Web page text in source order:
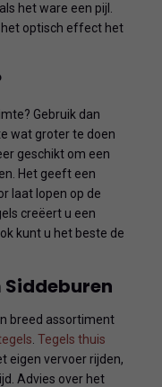
het ware een pijl.
het optisch effect het
Gebruik dan
wat groter te doen
geschikt om een
Het geeft een
laat lopen op de
creëert u een
kunt u het beste de
breed assortiment
Tegels thuis
eigen vervoer rijden,
Advies over het